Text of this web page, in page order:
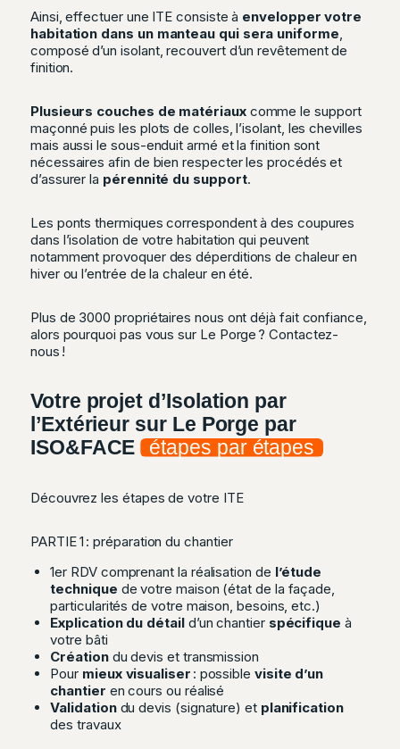
Ainsi, effectuer une ITE consiste à envelopper votre
habitation dans un manteau qui sera uniforme,
composé d’un isolant, recouvert d’un revêtement de
finition.
Plusieurs couches de matériaux comme le support
maçonné puis les plots de colles, l’isolant, les chevilles
mais aussi le sous-enduit armé et la finition sont
nécessaires afin de bien respecter les procédés et
d’assurer la pérennité du support.
Les ponts thermiques correspondent à des coupures
dans l’isolation de votre habitation qui peuvent
notamment provoquer des déperditions de chaleur en
hiver ou l’entrée de la chaleur en été.
Plus de 3000 propriétaires nous ont déjà fait confiance,
alors pourquoi pas vous sur Le Porge ? Contactez-
nous !
Votre projet d’Isolation par
l’Extérieur sur Le Porge par
ISO&FACE étapes par étapes
Découvrez les étapes de votre ITE
PARTIE 1 : préparation du chantier
1er RDV comprenant la réalisation de l’étude
technique de votre maison (état de la façade,
particularités de votre maison, besoins, etc.)
Explication du détaild’un chantier spécifique à
votre bâti
Créationdu devis et transmission
Pour mieux visualiser : possible visite d’un
chantier en cours ou réalisé
Validationdu devis (signature) et planification
des travaux